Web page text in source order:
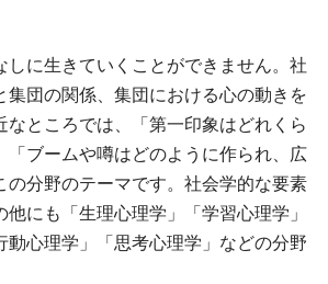
しに生きていくことができません。社
集団の関係、集団における心の動きを
なところでは、「第一印象はどれくら
「ブームや噂はどのように作られ、広
の分野のテーマです。社会学的な要素
他にも「生理心理学」「学習心理学」
動心理学」「思考心理学」などの分野